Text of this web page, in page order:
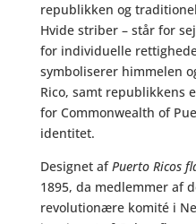
republikken og
Hvide striber – står for
for individuelle
symboliserer himmelen
Rico, samt republikkens
for Commonwealth of
identitet.
Designet afPuerto Ricos
1895, da medlemmer af
revolutionære komité i